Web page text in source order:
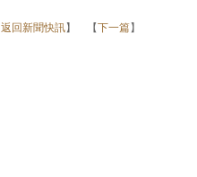
返回新聞快訊】 【下一篇】